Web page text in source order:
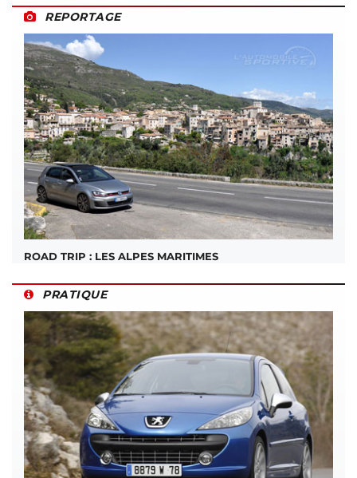
REPORTAGE
ROAD TRIP : LES ALPES MARITIMES
PRATIQUE